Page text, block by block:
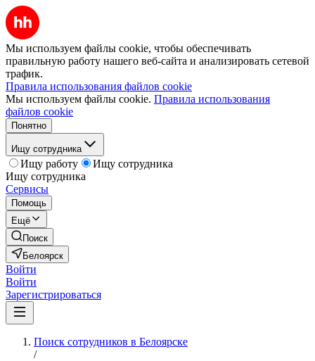
Мы используем файлы cookie, чтобы обеспечивать
правильную работу нашего веб-сайта и анализировать сетевой
трафик.
Правила использования файлов cookie
Мы используем файлы cookie. Правила использования
файлов cookie
Понятно
Ищу сотрудника
Ищу работу
Ищу сотрудника
Ищу сотрудника
Сервисы
Помощь
Ещё
Поиск
Белоярск
Войти
Войти
Зарегистрироваться
Поиск сотрудников в Белоярске
/